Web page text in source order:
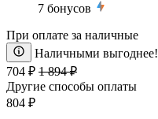
7 бонусов
При оплате за наличные
Наличными выгоднее!
704 ₽ 1 894 ₽
Другие способы оплаты
804 ₽